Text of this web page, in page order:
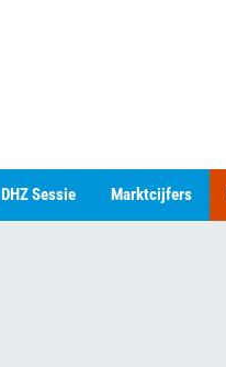
DHZ Sessie Marktcijfers